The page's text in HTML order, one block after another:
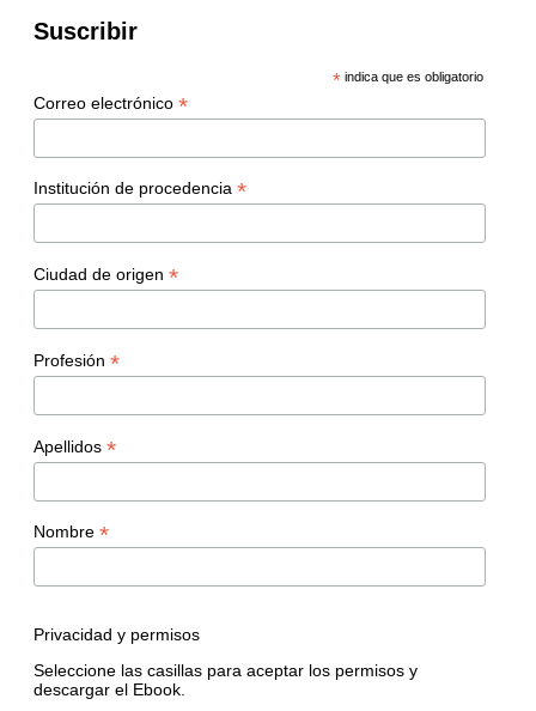
Suscribir
* indica que es obligatorio
Correo electrónico *
Institución de procedencia *
Ciudad de origen *
Profesión *
Apellidos *
Nombre *
Privacidad y permisos
Seleccione las casillas para aceptar los permisos y
descargar el Ebook.